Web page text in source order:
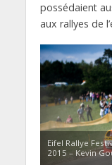
possédaient
aux rallyes de
Eifel Rallye
2015 – Kevin